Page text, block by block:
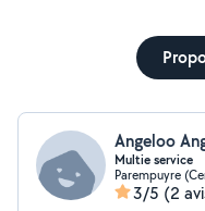
Angeloo
Multie service
Parempuyre
3/5 (2